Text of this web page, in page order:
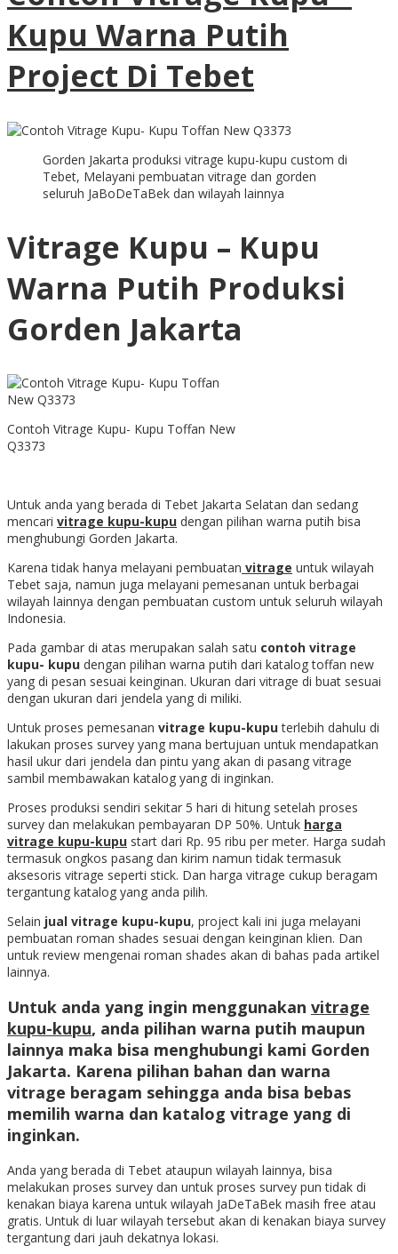
Kupu Warna Putih
Project Di Tebet
Gorden Jakarta produksi vitrage kupu-kupu custom di
Tebet, Melayani pembuatan vitrage dan gorden
seluruh JaBoDeTaBek dan wilayah lainnya
Vitrage Kupu – Kupu
Warna Putih Produksi
Gorden Jakarta
Contoh Vitrage Kupu- Kupu Toffan New
Q3373
Untuk anda yang berada di Tebet Jakarta Selatan dan sedang
mencari vitrage kupu-kupu dengan pilihan warna putih bisa
menghubungi Gorden Jakarta.
Karena tidak hanya melayani pembuatan vitrage untuk wilayah
Tebet saja, namun juga melayani pemesanan untuk berbagai
wilayah lainnya dengan pembuatan custom untuk seluruh wilayah
Indonesia.
Pada gambar di atas merupakan salah satu contoh vitrage
kupu- kupu dengan pilihan warna putih dari katalog toffan new
yang di pesan sesuai keinginan. Ukuran dari vitrage di buat sesuai
dengan ukuran dari jendela yang di miliki.
Untuk proses pemesanan vitrage kupu-kuputerlebih dahulu di
lakukan proses survey yang mana bertujuan untuk mendapatkan
hasil ukur dari jendela dan pintu yang akan di pasang vitrage
sambil membawakan katalog yang di inginkan.
Proses produksi sendiri sekitar 5 hari di hitung setelah proses
survey dan melakukan pembayaran DP 50%. Untuk harga
vitrage kupu-kupu start dari Rp. 95 ribu per meter. Harga sudah
termasuk ongkos pasang dan kirim namun tidak termasuk
aksesoris vitrage seperti stick. Dan harga vitrage cukup beragam
tergantung katalog yang anda pilih.
Selain jual vitrage kupu-kupu, project kali ini juga melayani
pembuatan roman shades sesuai dengan keinginan klien. Dan
untuk review mengenai roman shades akan di bahas pada artikel
lainnya.
Untuk anda yang ingin menggunakan vitrage
kupu-kupu, anda pilihan warna putih maupun
lainnya maka bisa menghubungi kami Gorden
Jakarta. Karena pilihan bahan dan warna
vitrage beragam sehingga anda bisa bebas
memilih warna dan katalog vitrage yang di
inginkan.
Anda yang berada di Tebet ataupun wilayah lainnya, bisa
melakukan proses survey dan untuk proses survey pun tidak di
kenakan biaya karena untuk wilayah JaDeTaBek masih free atau
gratis. Untuk di luar wilayah tersebut akan di kenakan biaya survey
tergantung dari jauh dekatnya lokasi.